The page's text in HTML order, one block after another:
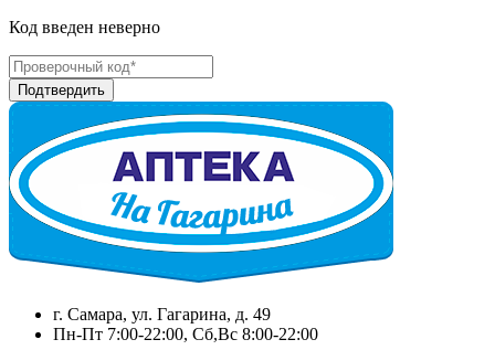
Код введен неверно
г. Самара, ул. Гагарина, д. 49
Пн-Пт 7:00-22:00, Сб,Вс 8:00-22:00